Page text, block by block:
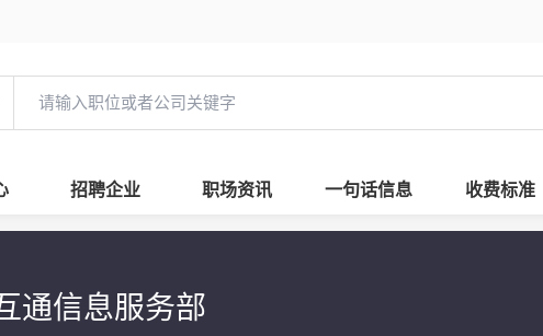
招聘企业 职场资讯 一句话信息 收费标准
通信息服务部